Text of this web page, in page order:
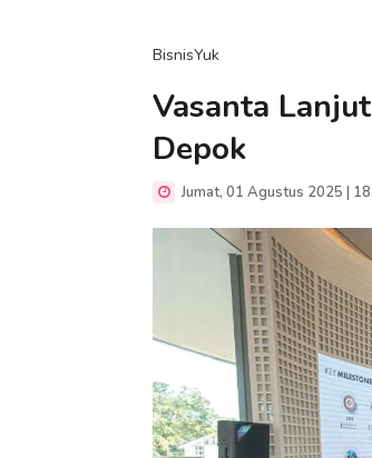
BisnisYuk
Vasanta
Depok
Jumat, 01 Agustus 2025 |